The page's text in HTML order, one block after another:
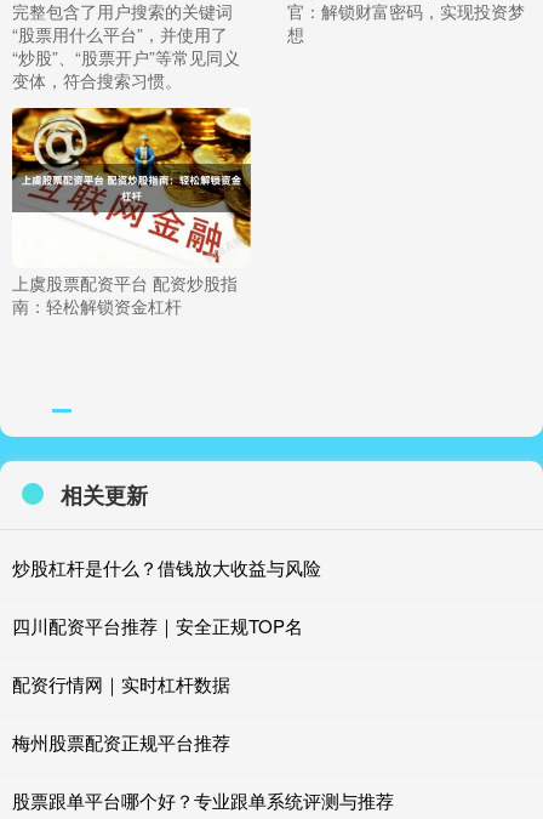
完整包含了用户搜索的关键词
“股票用什么平台”，并使用了
“炒股”、“股票开户”等常见同义
变体，符合搜索习惯。
官：解锁财富密码，实现投资梦
想
上虞股票配资平台 配资炒股指
南：轻松解锁资金杠杆
相关更新
炒股杠杆是什么？借钱放大收益与风险
四川配资平台推荐｜安全正规TOP名
配资行情网｜实时杠杆数据
梅州股票配资正规平台推荐
股票跟单平台哪个好？专业跟单系统评测与推荐